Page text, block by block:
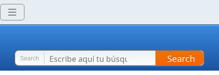
Search Search